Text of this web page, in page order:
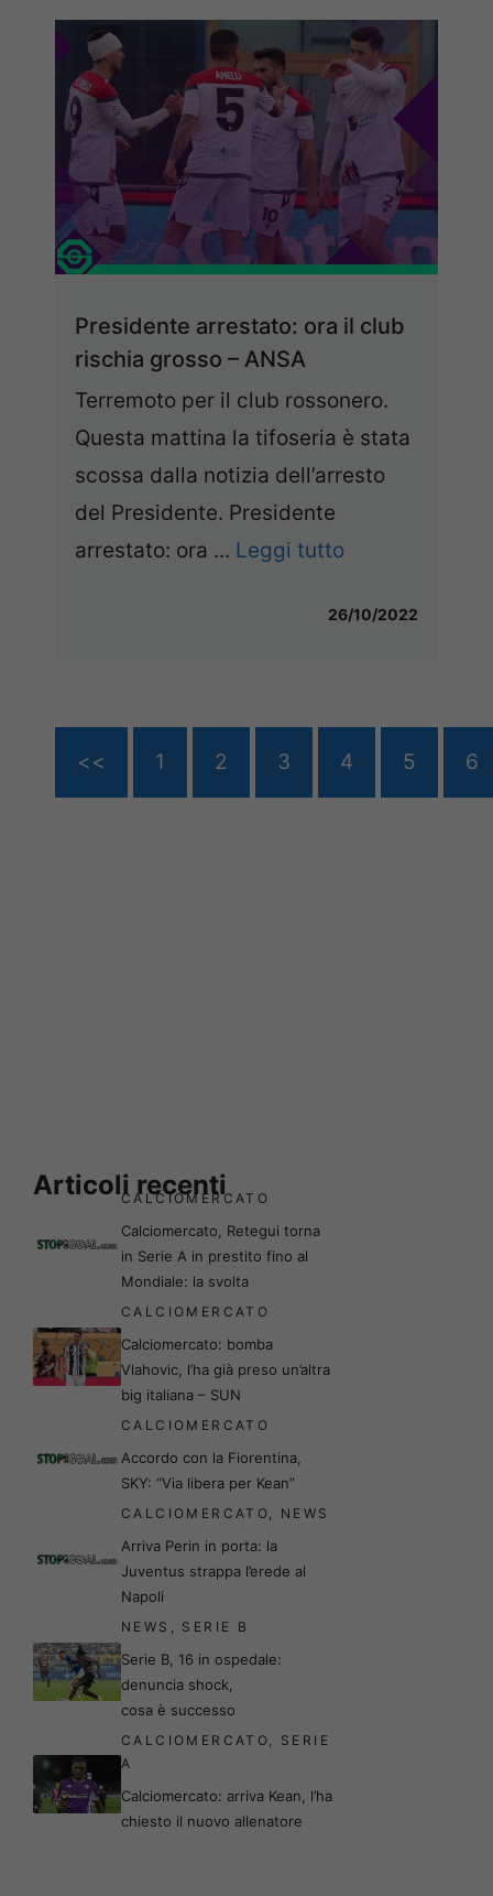
Presidente arrestato: ora il club
rischia grosso – ANSA
Terremoto per il club rossonero.
Questa mattina la tifoseria è stata
scossa dalla notizia dell’arresto
del Presidente. Presidente
arrestato: ora ... Leggi tutto
26/10/2022
<< 1 2 3 4 5 6
Articoli recenti
CALCIOMERCATO
Calciomercato, Retegui torna
in Serie A in prestito fino al
Mondiale: la svolta
CALCIOMERCATO
Calciomercato: bomba
Vlahovic, l’ha già preso un’altra
big italiana – SUN
CALCIOMERCATO
Accordo con la Fiorentina,
SKY: “Via libera per Kean”
CALCIOMERCATO, NEWS
Arriva Perin in porta: la
Juventus strappa l’erede al
Napoli
NEWS , SERIE B
Serie B, 16 in ospedale:
denuncia shock,
cosa è successo
CALCIOMERCATO, SERIE
A
Calciomercato: arriva Kean, l’ha
chiesto il nuovo allenatore